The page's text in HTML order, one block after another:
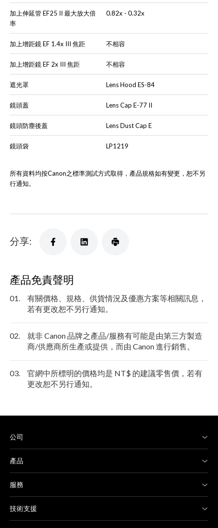
加上伸延管 EF25 II 最大放大倍
率
0.82x - 0.32x
加上增距鏡 EF 1.4x III 焦距 不相容
加上增距鏡 EF 2x III 焦距 不相容
遮光罩 Lens Hood ES-84
鏡頭蓋 Lens Cap E-77 II
鏡頭防塵後蓋 Lens Dust Cap E
鏡頭袋 LP1219
所有資料均按Canon之標準測試方式取得，產品規格如有變更，恕不另
行通知。
分享:
產品免責聲明
01.
有關價格、規格、供貨情況及優惠方案等相關訊息，
若有更改恕不另行通知。
02.
就非 Canon 品牌之產品/服務有可能是由第三方製造
商/供應商所生產或提供，而由 Canon 進行銷售。
03.
官網中所標明的價格均是 NT$ 的建議零售價，若有
更改恕不另行通知。
公司
產品
服務
技術支援